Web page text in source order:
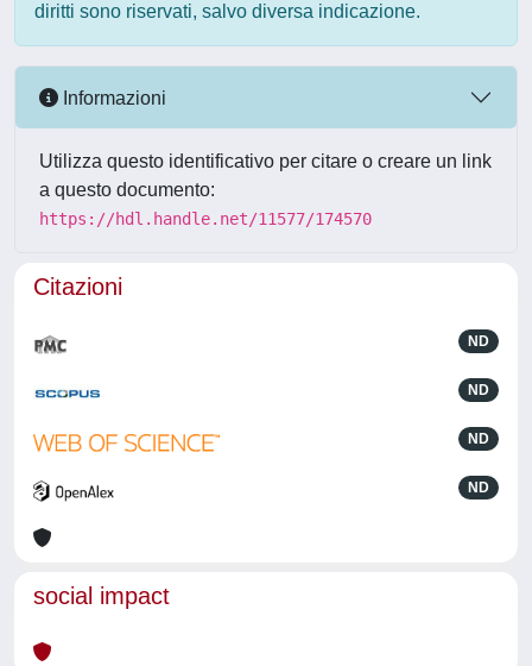
diritti sono riservati, salvo diversa indicazione.
Informazioni
Utilizza questo identificativo per citare o creare un link
a questo documento:
https://hdl.handle.net/11577/174570
Citazioni
ND
ND
ND
ND
social impact